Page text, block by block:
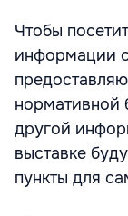
Чтобы
информации
нормативной
другой
выставке
пункты для